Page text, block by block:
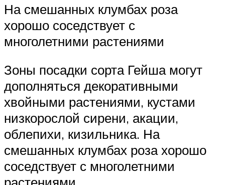
На смешанных клумбах роза
хорошо соседствует с
многолетними растениями
Зоны посадки сорта Гейша могут
дополняться декоративными
хвойными растениями, кустами
низкорослой сирени, акации,
облепихи, кизильника. На
смешанных клумбах роза хорошо
соседствует с многолетними